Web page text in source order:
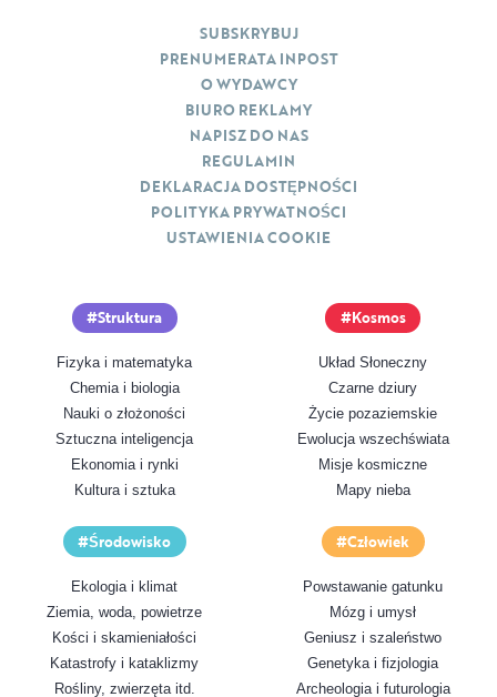
Struktura
Fizyka i matematyka
Chemia i biologia
Nauki o złożoności
Sztuczna inteligencja
Ekonomia i rynki
Kultura i sztuka
Kosmos
Układ Słoneczny
Czarne dziury
Życie pozaziemskie
Ewolucja wszechświata
Misje kosmiczne
Mapy nieba
Środowisko
Ekologia i klimat
Ziemia, woda, powietrze
Kości i skamieniałości
Katastrofy i kataklizmy
Rośliny, zwierzęta itd.
Człowiek
Powstawanie gatunku
Mózg i umysł
Geniusz i szaleństwo
Genetyka i fizjologia
Archeologia i futurologia
SUBSKRYBUJ
PRENUMERATA INPOST
O WYDAWCY
BIURO REKLAMY
NAPISZ DO NAS
REGULAMIN
DEKLARACJA DOSTĘPNOŚCI
POLITYKA PRYWATNOŚCI
USTAWIENIA COOKIE